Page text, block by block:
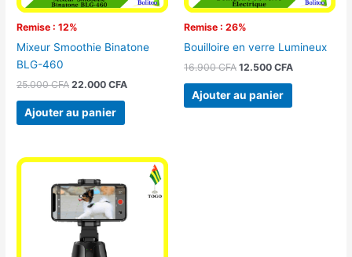
Remise : 12%
Mixeur Smoothie Binatone
BLG-460
25.000CFA 22.000CFA
Ajouter au panier
Remise : 26%
Bouilloire en verre Lumineux
16.900CFA 12.500 CFA
Ajouter au panier